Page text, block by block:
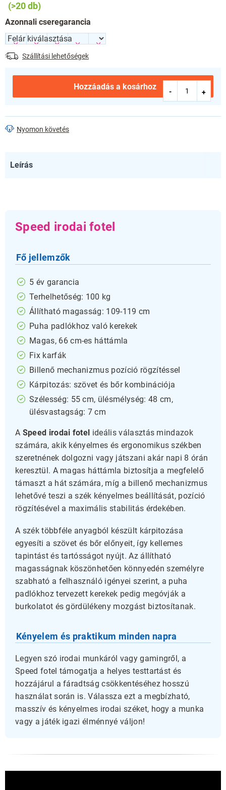
(>20 db)
Azonnali cseregarancia
Szállítási lehetőségek
Hozzáadás a kosárhoz
Nyomon követés
Leírás
Speed irodai fotel
Fő jellemzők
5 év garancia
Terhelhetőség: 100 kg
Állítható magasság: 109-119 cm
Puha padlókhoz való kerekek
Magas, 66 cm-es háttámla
Fix karfák
Billenő mechanizmus pozíció rögzítéssel
Kárpitozás: szövet és bőr kombinációja
Szélesség: 55 cm, ülésmélység: 48 cm,
ülésvastagság: 7 cm
A Speed irodai fotel ideális választás mindazok
számára, akik kényelmes és ergonomikus székben
szeretnének dolgozni vagy játszani akár napi 8 órán
keresztül. A magas háttámla biztosítja a megfelelő
támaszt a hát számára, míg a billenő mechanizmus
lehetővé teszi a szék kényelmes beállítását, pozíció
rögzítésével a maximális stabilitás érdekében.
A szék többféle anyagból készült kárpitozása
egyesíti a szövet és bőr előnyeit, így kellemes
tapintást és tartósságot nyújt. Az állítható
magasságnak köszönhetően könnyedén személyre
szabható a felhasználó igényei szerint, a puha
padlókhoz tervezett kerekek pedig megóvják a
burkolatot és gördülékeny mozgást biztosítanak.
Kényelem és praktikum minden napra
Legyen szó irodai munkáról vagy gamingről, a
Speed fotel támogatja a helyes testtartást és
hozzájárul a fáradtság csökkentéséhez hosszú
használat során is. Válassza ezt a megbízható,
masszív és kényelmes irodai széket, hogy a munka
vagy a játék igazi élménnyé váljon!